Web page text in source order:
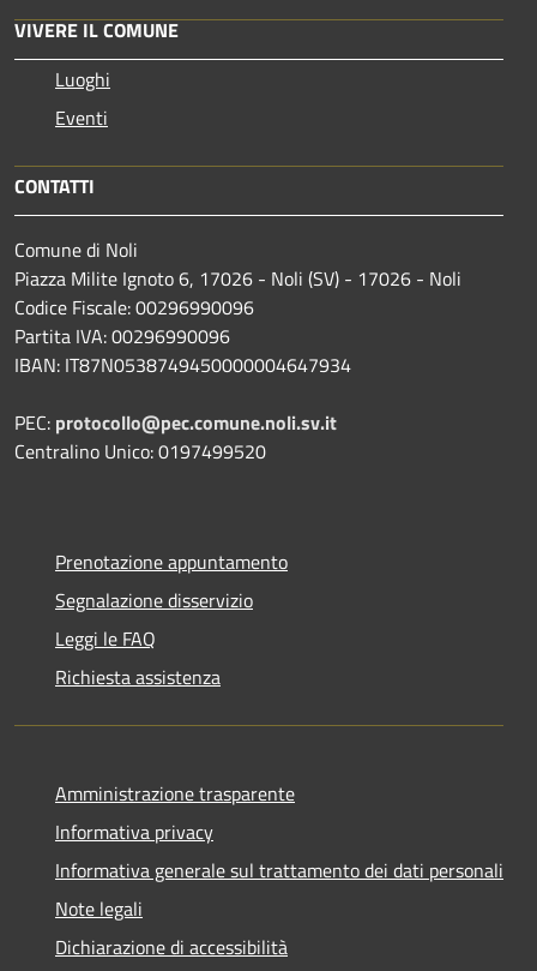
VIVERE IL COMUNE
Luoghi
Eventi
CONTATTI
Comune di Noli
Piazza Milite Ignoto 6, 17026 - Noli (SV) - 17026 - Noli
Codice Fiscale: 00296990096
Partita IVA: 00296990096
IBAN: IT87N0538749450000004647934
PEC: protocollo@pec.comune.noli.sv.it
Centralino Unico: 0197499520
Prenotazione appuntamento
Segnalazione disservizio
Leggi le FAQ
Richiesta assistenza
Amministrazione trasparente
Informativa privacy
Informativa generale sul trattamento dei dati personali
Note legali
Dichiarazione di accessibilità